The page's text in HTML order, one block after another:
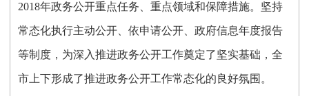
2018年政务公开重点任务、重点领域和保障措施。坚持
常态化执行主动公开、依申请公开、政府信息年度报告
等制度， 为深入推进政务公开工作奠定了坚实基础，全
市上下形成了推进政务公开工作常态化的良好氛围。